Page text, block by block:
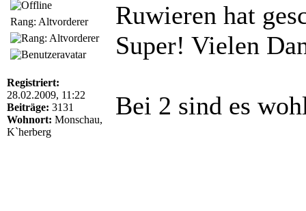
Rang: Altvorderer
Registriert:
28.02.2009, 11:22
Beiträge: 3131
Wohnort: Monschau,
K`herberg
Ruwieren hat
Super! Vielen
Bei 2 sind es